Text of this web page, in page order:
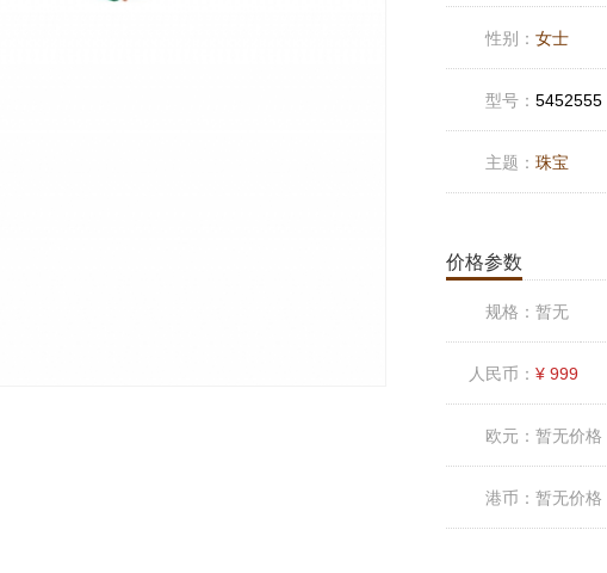
性别： 女士
型号： 5452555
主题： 珠宝
价格参数
规格： 暂无
人民币： ¥ 999
欧元： 暂无价格
港币： 暂无价格